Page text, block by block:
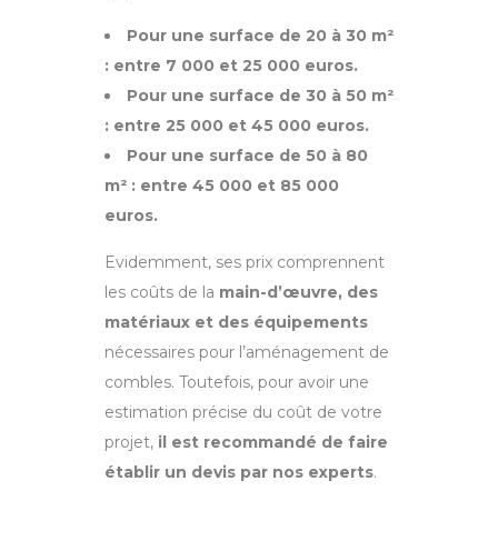
Pour une surface de 20 à 30 m²
: entre 7 000 et 25 000 euros.
Pour une surface de 30 à 50 m²
: entre 25 000 et 45 000 euros.
Pour une surface de 50 à 80
m² : entre 45 000 et 85 000
euros.
Evidemment, ses prix comprennent
les coûts de la main-d’œuvre, des
matériaux et des équipements
nécessaires pour l’aménagement de
combles. Toutefois, pour avoir une
estimation précise du coût de votre
projet, il est recommandé de faire
établir un devis par nos experts.